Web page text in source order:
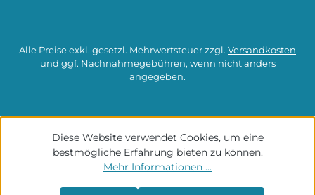
Alle Preise exkl. gesetzl. Mehrwertsteuer zzgl. Versandkosten
und ggf. Nachnahmegebühren, wenn nicht anders
angegeben.
Diese Website verwendet Cookies, um eine
bestmögliche Erfahrung bieten zu können.
Mehr Informationen ...